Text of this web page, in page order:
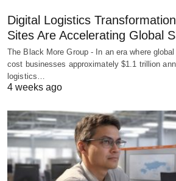
Digital Logistics
Sites Are Accelerating Global
The Black More Group - In an era where
cost businesses approximately $1.1 trillion
logistics…
4 weeks ago